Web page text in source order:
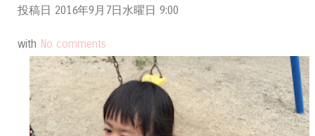
投稿日 2016年9月7日水曜日 9:00
with No comments